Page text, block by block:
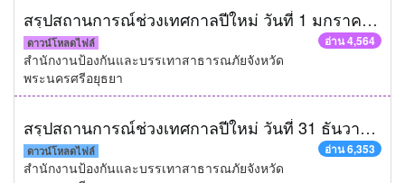
สรุปสถานการณ์ช่วงเทศกาลปีใหม่ วันที่ 1 มกราคม 2559
ดาวน์โหลดไฟล์ อ่าน 4,564
สำนักงานป้องกันและบรรเทาสาธารณภัยจังหวัด
พระนครศรีอยุธยา
สรุปสถานการณ์ช่วงเทศกาลปีใหม่ วันที่ 31 ธันวาคม 2558
ดาวน์โหลดไฟล์ อ่าน 6,353
สำนักงานป้องกันและบรรเทาสาธารณภัยจังหวัด